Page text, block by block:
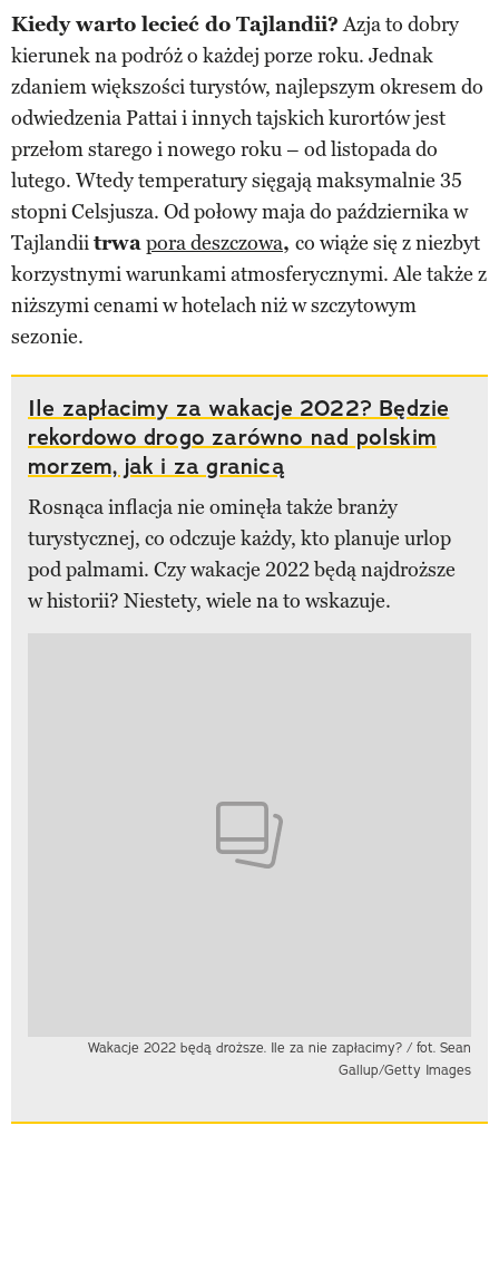
Kiedy warto lecieć do Tajlandii?Azja to dobry
kierunek na podróż o każdej porze roku. Jednak
zdaniem większości turystów, najlepszym okresem do
odwiedzenia Pattai i innych tajskich kurortów jest
przełom starego i nowego roku – od listopada do
lutego. Wtedy temperatury sięgają maksymalnie 35
stopni Celsjusza. Od połowy maja do października w
Tajlandiitrwapora deszczowa, co wiąże się z niezbyt
korzystnymi warunkami atmosferycznymi. Ale także z
niższymi cenami w hotelach niż w szczytowym
sezonie.
Ile zapłacimy za wakacje 2022? Będzie
rekordowo drogo zarówno nad polskim
morzem, jak i za granicą
Rosnąca inflacja nie ominęła także branży
turystycznej, co odczuje każdy, kto planuje urlop
pod palmami. Czy wakacje 2022 będą najdroższe
w historii? Niestety, wiele na to wskazuje.
Wakacje 2022 będą droższe. Ile za nie zapłacimy? / fot. Sean
Gallup/Getty Images